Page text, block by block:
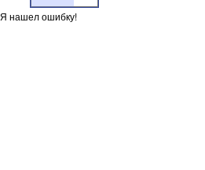
Я нашел ошибку!